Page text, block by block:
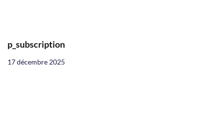
p_subscription
17 décembre 2025